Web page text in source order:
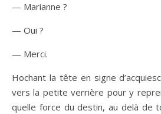
— Marianne ?
— Oui ?
— Merci.
Hochant la tête en signe
vers la petite verrière pour y
quelle force du destin, au delà de